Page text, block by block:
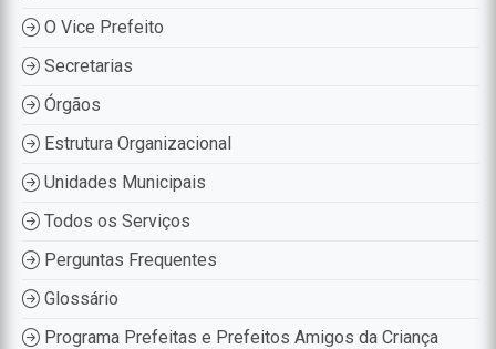
O Vice Prefeito
Secretarias
Órgãos
Estrutura Organizacional
Unidades Municipais
Todos os Serviços
Perguntas Frequentes
Glossário
Programa Prefeitas e Prefeitos Amigos da Criança